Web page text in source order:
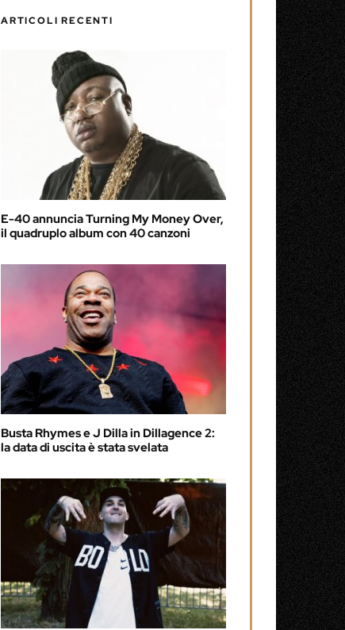
ARTICOLI RECENTI
E-40 annuncia Turning My Money Over,
il quadruplo album con 40 canzoni
Busta Rhymes e J Dilla in Dillagence 2:
la data di uscita è stata svelata